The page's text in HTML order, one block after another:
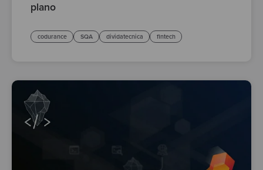
plano
codurance SQA dividatecnica fintech